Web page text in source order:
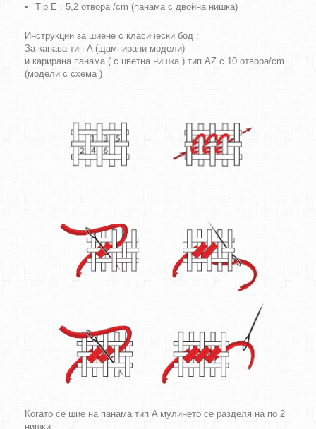
Tip E : 5,2 отвора /cm (панама с двойна нишка)
Инструкции за шиене с класически бод :
За канава тип A (щампирани модели)
и карирана панама ( с цветна нишка ) тип AZ с 10 отвора/cm
(модели с схема )
Когато се шие на панама тип A мулинето се разделя на по 2
нишки.